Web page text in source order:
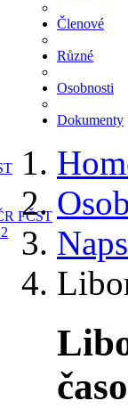
FČST
Členové
Různé
Osobnosti
Dokumenty